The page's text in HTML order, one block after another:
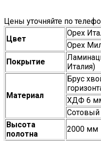
Цены уточняйте по
Цвет
Орех
Орех
Покрытие
Италия)
Материал
Брус
ХДФ 6
Сотовый
Высота
полотна
2000 мм